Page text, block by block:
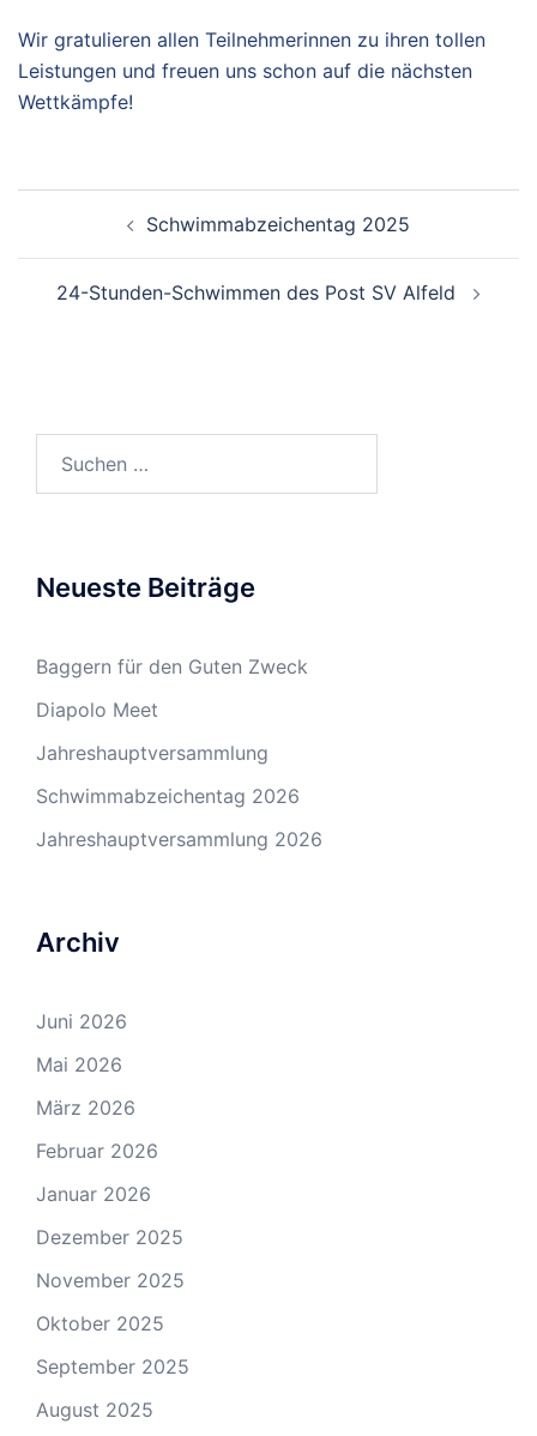
Wir gratulieren allen Teilnehmerinnen zu ihren tollen
Leistungen und freuen uns schon auf die nächsten
Wettkämpfe!
Schwimmabzeichentag 2025
24-Stunden-Schwimmen des Post SV Alfeld
Neueste Beiträge
Baggern für den Guten Zweck
Diapolo Meet
Jahreshauptversammlung
Schwimmabzeichentag 2026
Jahreshauptversammlung 2026
Archiv
Juni 2026
Mai 2026
März 2026
Februar 2026
Januar 2026
Dezember 2025
November 2025
Oktober 2025
September 2025
August 2025